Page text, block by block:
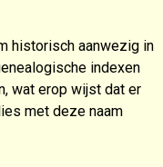
historisch aanwezig in
indexen
wat erop wijst dat er
met deze naam